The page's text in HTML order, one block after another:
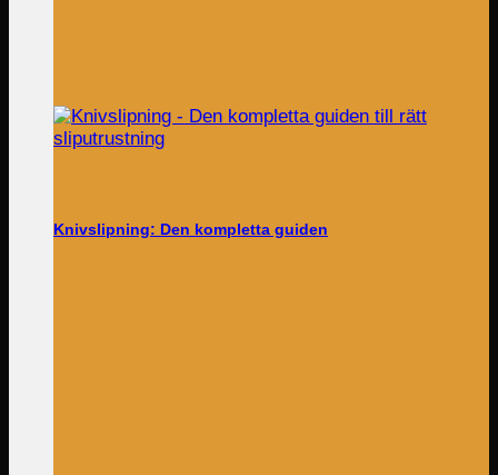
Knivslipning: Den kompletta guiden